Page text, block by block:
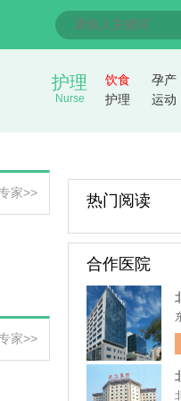
护理
Nurse
饮食
孕产
护理
运动
家>>
家>>
热门阅读
合作医院